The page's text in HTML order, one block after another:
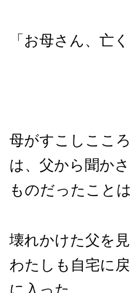
「お母さん、亡
母がすこしここ
は、父から聞か
ものだったこと
壊れかけた父を
わたしも自宅に
に入った。